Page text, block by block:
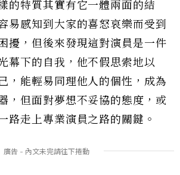
的特質其實有它一體兩面的結
易感知到大家的喜怒哀樂而受到
擾，但後來發現這對演員是一件
幕下的自我，他不假思索地以
，能輕易同理他人的個性，成為
，但面對夢想不妥協的態度，或
路走上專業演員之路的關鍵。